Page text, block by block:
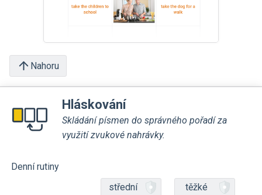
Nahoru
Hláskování
Skládání písmen do správného pořadí za
využití zvukové nahrávky.
Denní rutiny
střední
těžké